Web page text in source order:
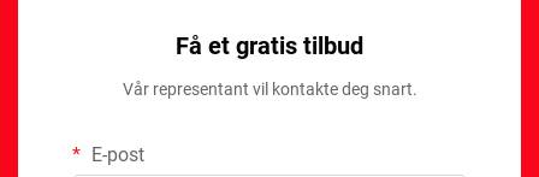
Få et gratis tilbud
Vår representant vil kontakte deg snart.
E-post